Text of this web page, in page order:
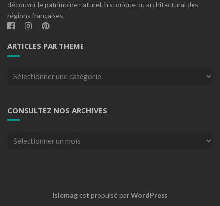
découvrir le patrimoine naturel, historique ou architectural des
régions françaises.
ARTICLES PAR THEME
Articles
CONSULTEZ NOS ARCHIVES
Consultez
Islemagest propulsé parWordPress